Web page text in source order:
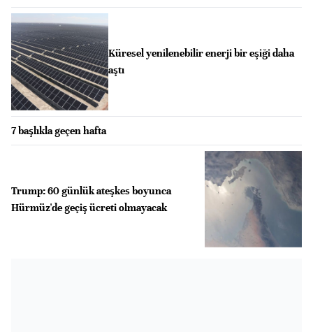
Küresel yenilenebilir enerji bir eşiği daha
aştı
7 başlıkla geçen hafta
Trump: 60 günlük ateşkes boyunca
Hürmüz'de geçiş ücreti olmayacak